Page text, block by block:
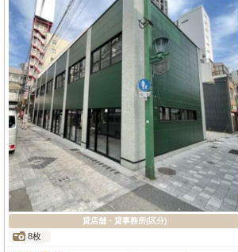
貸店舗・貸事務所(区分)
8枚